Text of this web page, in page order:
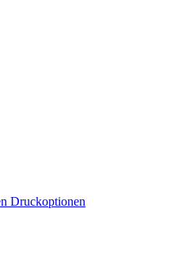
Druckoptionen